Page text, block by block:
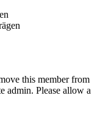
this member from
admin. Please allow a